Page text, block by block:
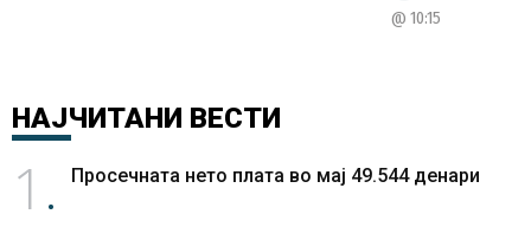
@ 10:15
НАЈЧИТАНИ ВЕСТИ
1 Просечната нето плата во мај 49.544 денари